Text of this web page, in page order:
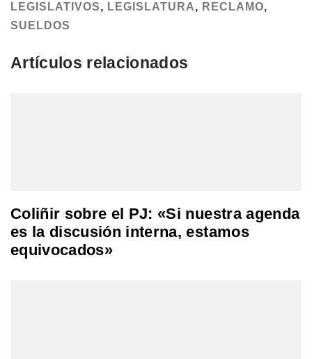
LEGISLATIVOS, LEGISLATURA, RECLAMO,
SUELDOS
Artículos relacionados
Coliñir sobre el PJ: «Si nuestra agenda
es la discusión interna, estamos
equivocados»